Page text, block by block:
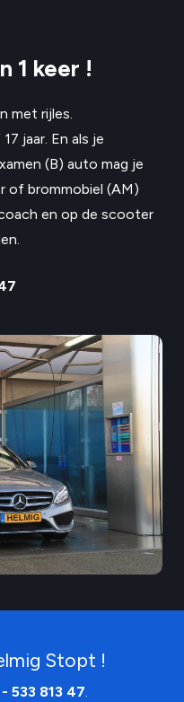
1 keer !
met rijles.
jaar. En als je
(B) auto mag je
of brommobiel (AM)
en op de scooter
Stopt !
533 813 47.